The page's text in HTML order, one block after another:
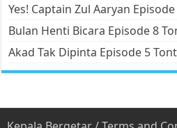
Yes! Captain Zul Aaryan
Bulan Henti Bicara Episode 8
Akad Tak Dipinta Episode 5